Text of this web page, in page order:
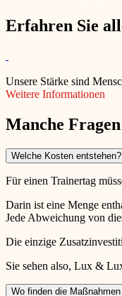
Erfahren Sie
Unsere Stärke sind
Weitere Informationen
Manche
Welche Kosten entstehen?
Für einen Trainertag
Darin ist eine Menge
Jede Abweichung von
Die einzige
Sie sehen also, Lux &
Wo finden die